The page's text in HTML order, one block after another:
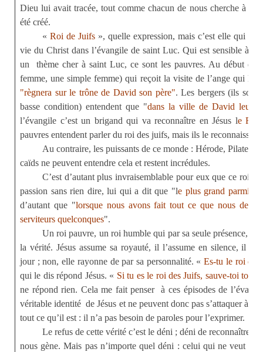
Dieu lui avait tracée, tout comme chacun de nous cherche à
été créé.
« Roi de Juifs», quelle expression, mais c’est elle qui
vie du Christ dans l’évangile de saint Luc. Qui est sensible à
un
thème cher à saint Luc, ce sont les pauvres. Au début de
femme, une simple femme) qui reçoit la visite de l’ange qui lui
"règnera sur le trône de David son père". Les bergers (ils sont
basse condition) entendent que "dans la ville de David leur
l’évangile c’est un brigand qui va reconnaître en Jésus le Roi
pauvres entendent parler du roi des juifs, mais ils le
Au contraire, les puissants de ce monde : Hérode, Pilate,
caïds ne peuvent entendre cela et restent incrédules.
C’est d’autant plus invraisemblable pour eux que ce roi
passion sans rien dire, lui qui a dit que "le plus grand parmi
d’autant que "lorsque nous avons fait tout ce que nous
serviteurs quelconques".
Un roi pauvre, un roi humble qui par sa seule présence,
la vérité. Jésus assume sa royauté, il l’assume en silence, il
jour ; non, elle rayonne de par sa personnalité. «Es-tu le roi des
qui le dis répond Jésus. « Si tu es le roi des Juifs, sauve-toi toi-
ne répond rien. Cela me fait penser
à ces épisodes de
véritable identité de Jésus et ne peuvent donc pas s’attaquer à
tout ce qu’il est : il n’a pas besoin de paroles pour l’exprimer.
Le refus de cette vérité c’est le déni ; déni de reconnaître
nous gène. Mais pas n’importe quel déni : celui qui ne veut en